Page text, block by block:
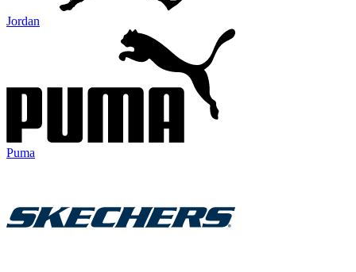
Jordan
Puma